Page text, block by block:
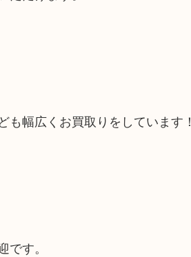
幅広くお買取りをしています！
す。